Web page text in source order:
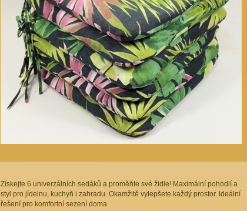
Získejte 6 univerzálních sedáků a proměňte své židle! Maximální pohodlí a
styl pro jídelnu, kuchyň i zahradu. Okamžitě vylepšete každý prostor. Ideální
řešení pro komfortní sezení doma.